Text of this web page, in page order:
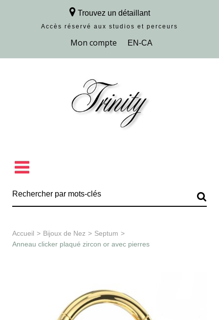
Trouvez un détaillant
Accès réservé aux studios et perceurs
Découvrir la collection
Accueil > Bijoux de Nez > Septum >
Anneau clicker plaqué zircon or avec pierres